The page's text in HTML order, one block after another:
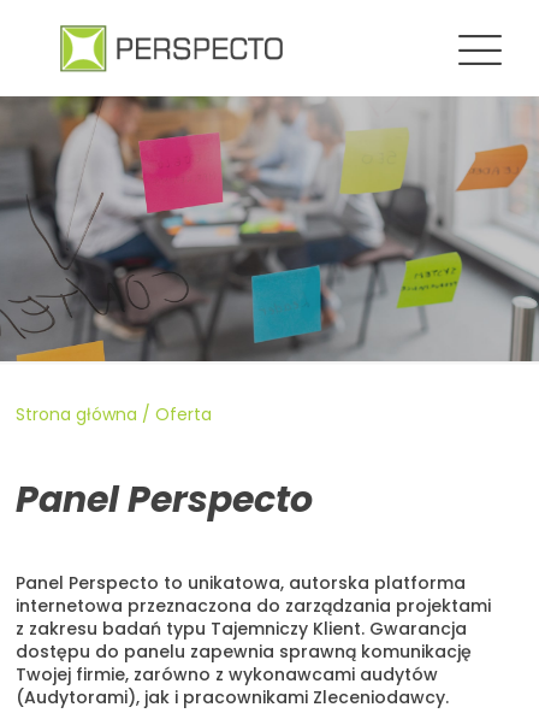
Strona główna / Oferta
Panel Perspecto
Panel Perspecto to unikatowa, autorska platforma
internetowa przeznaczona do zarządzania projektami
z zakresu badań typu Tajemniczy Klient. Gwarancja
dostępu do panelu zapewnia sprawną komunikację
Twojej firmie, zarówno z wykonawcami audytów
(Audytorami), jak i pracownikami Zleceniodawcy.